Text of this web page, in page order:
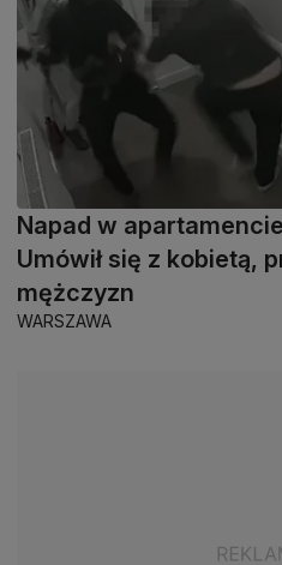
Napad w
Umówił się z kobietą,
mężczyzn
WARSZAWA